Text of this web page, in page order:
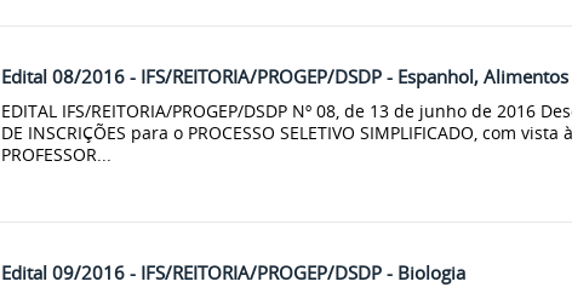
Edital 08/2016 - IFS/REITORIA/PROGEP/DSDP - Espanhol, Alimentos
EDITAL IFS/REITORIA/PROGEP/DSDP Nº 08, de 13 de junho de 2016
DE INSCRIÇÕES para o PROCESSO SELETIVO SIMPLIFICADO, com
PROFESSOR...
Edital 09/2016 - IFS/REITORIA/PROGEP/DSDP - Biologia